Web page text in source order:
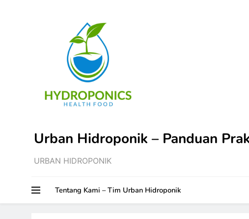
Urban Hidroponik – Panduan
URBAN HIDROPONIK
Tentang Kami – Tim Urban Hidroponik